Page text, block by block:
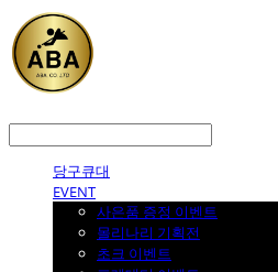
당구큐대
EVENT
사은품 증정 이벤트
몰리나리 기획전
초크 이벤트